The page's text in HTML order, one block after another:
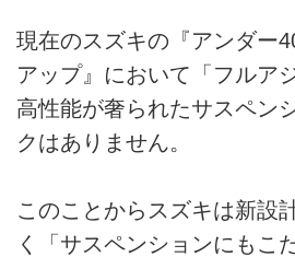
現在のスズキの『アンダー
アップ』において「フルア
高性能が奢られたサスペン
クはありません。
このことからスズキは新設
く「サスペンションにもこ